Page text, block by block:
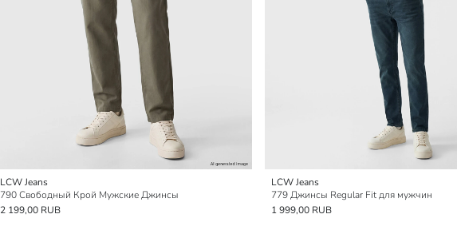
LCW Jeans
790 Свободный Крой Мужские Джинсы
2 199,00 RUB
LCW Jeans
779 Джинсы Regular Fit для мужчин
1 999,00 RUB